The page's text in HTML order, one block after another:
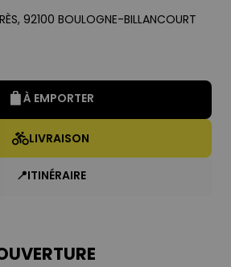
, 92100 BOULOGNE-BILLANCOURT
À EMPORTER
LIVRAISON
📍ITINÉRAIRE